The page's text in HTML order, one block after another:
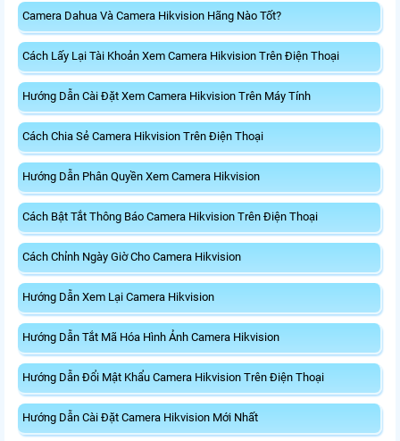
Camera Dahua Và Camera Hikvision Hãng Nào Tốt?
Cách Lấy Lại Tài Khoản Xem Camera Hikvision Trên Điện Thoại
Hướng Dẫn Cài Đặt Xem Camera Hikvision Trên Máy Tính
Cách Chia Sẻ Camera Hikvision Trên Điện Thoại
Hướng Dẫn Phân Quyền Xem Camera Hikvision
Cách Bật Tắt Thông Báo Camera Hikvision Trên Điện Thoại
Cách Chỉnh Ngày Giờ Cho Camera Hikvision
Hướng Dẫn Xem Lại Camera Hikvision
Hướng Dẫn Tắt Mã Hóa Hình Ảnh Camera Hikvision
Hướng Dẫn Đổi Mật Khẩu Camera Hikvision Trên Điện Thoại
Hướng Dẫn Cài Đặt Camera Hikvision Mới Nhất